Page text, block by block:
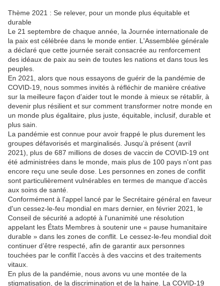
Thème 2021 : Se relever, pour un monde plus équitable et
durable
Le 21 septembre de chaque année, la Journée internationale de
la paix est célébrée dans le monde entier. L'Assemblée générale
a déclaré que cette journée serait consacrée au renforcement
des idéaux de paix au sein de toutes les nations et dans tous les
peuples.
En 2021, alors que nous essayons de guérir de la pandémie de
COVID-19, nous sommes invités à réfléchir de manière créative
sur la meilleure façon d'aider tout le monde à mieux se rétablir, à
devenir plus résilient et sur comment transformer notre monde en
un monde plus égalitaire, plus juste, équitable, inclusif, durable et
plus sain.
La pandémie est connue pour avoir frappé le plus durement les
groupes défavorisés et marginalisés. Jusqu’à présent (avril
2021), plus de 687 millions de doses de vaccin de COVID-19 ont
été administrées dans le monde, mais plus de 100 pays n'ont pas
encore reçu une seule dose. Les personnes en zones de conflit
sont particulièrement vulnérables en termes de manque d'accès
aux soins de santé.
Conformément à l'appel lancé par le Secrétaire général en faveur
d'un cessez-le-feu mondial en mars dernier, en février 2021, le
Conseil de sécurité a adopté à l'unanimité une résolution
appelant les États Membres à soutenir une « pause humanitaire
durable » dans les zones de conflit. Le cessez-le-feu mondial doit
continuer d’être respecté, afin de garantir aux personnes
touchées par le conflit l’accès à des vaccins et des traitements
vitaux.
En plus de la pandémie, nous avons vu une montée de la
stigmatisation, de la discrimination et de la haine. La COVID-19